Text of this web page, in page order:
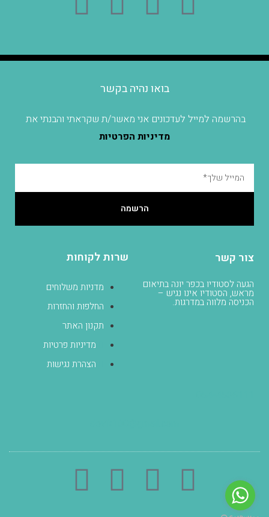
שרות לקוחות
מדניות משלוחים
החלפות והחזרות
תקנון האתר
מדיניות פרטיות
הצהרת נגישות
צור קשר
הגעה לסטודיו בכפר יונה בתיאום
מראש, הסטודיו אינו נגיש –
הכניסה מלווה במדרגות.
בואו נהיה בקשר
בהרשמה למייל לעדכונים אני מאשר/ת שקראתי והבנתי את
מדיניות הפרטיות
הרשמה